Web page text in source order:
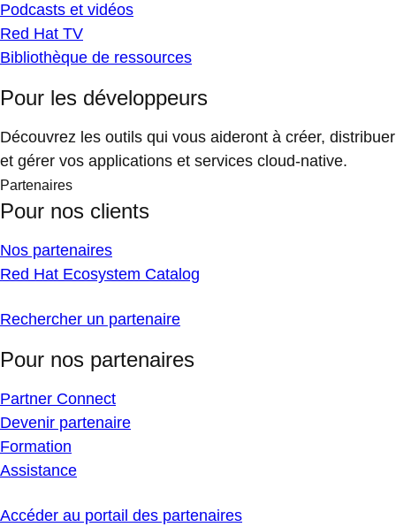
Podcasts et vidéos
Red Hat TV
Bibliothèque de ressources
Pour les développeurs
Découvrez les outils qui vous aideront à créer, distribuer
et gérer vos applications et services cloud-native.
Partenaires
Pour nos clients
Nos partenaires
Red Hat Ecosystem Catalog
Rechercher un partenaire
Pour nos partenaires
Partner Connect
Devenir partenaire
Formation
Assistance
Accéder au portail des partenaires